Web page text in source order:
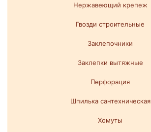
Нержавеющий крепеж
Гвозди строительные
Заклепочники
Заклепки вытяжные
Перфорация
Шпилька сантехническая
Хомуты